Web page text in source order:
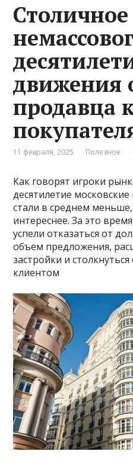
движения
продавца
11 февраля, 2025 Полезное
Как говорят игроки
десятилетие
стали в среднем
интереснее. За это
успели отказаться от
объем предложения,
застройки и
клиентом